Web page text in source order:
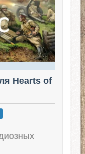
Hearts of